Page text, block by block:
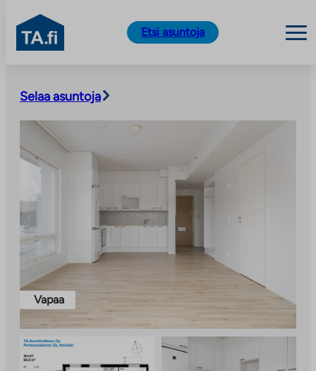
sisältöön
TA.fi
Etsi asuntoja
Selaa asuntoja
Vapaa